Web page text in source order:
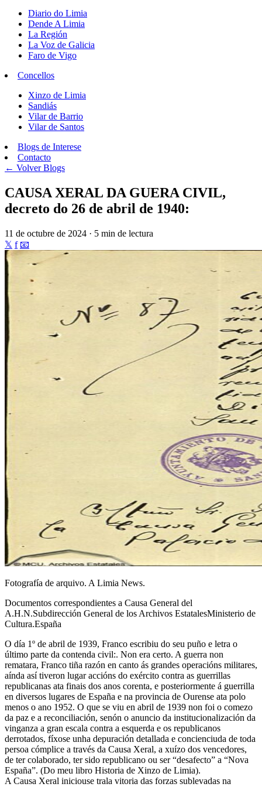
Diario do Limia
Dende A Limia
La Región
La Voz de Galicia
Faro de Vigo
Concellos
Xinzo de Limia
Sandiás
Vilar de Barrio
Vilar de Santos
Blogs de Interese
Contacto
← VolverBlogs
CAUSA XERAL DA GUERA CIVIL,
decreto do 26 de abril de 1940:
11 de octubre de 2024 · 5 min de lectura
𝕏 f 📧
Fotografía de arquivo. A Limia News.
Documentos correspondientes a Causa General del
A.H.N.Subdirección General de los Archivos EstatalesMinisterio de
Cultura.España
O día 1º de abril de 1939, Franco escribiu do seu puño e letra o
último parte da contenda civil:. Non era certo. A guerra non
rematara, Franco tiña razón en canto ás grandes operacións militares,
aínda así tiveron lugar accións do exército contra as guerrillas
republicanas ata finais dos anos corenta, e posteriormente á guerrilla
en diversos lugares de España e na provincia de Ourense ata polo
menos o ano 1952. O que se viu en abril de 1939 non foi o comezo
da paz e a reconciliación, senón o anuncio da institucionalización da
vinganza a gran escala contra a esquerda e os republicanos
derrotados, fíxose unha depuración detallada e concienciuda de toda
persoa cómplice a través da Causa Xeral, a xuízo dos vencedores,
de ter colaborado, ter sido republicano ou ser “desafecto” a “Nova
España”. (Do meu libro Historia de Xinzo de Limia).
A Causa Xeral iniciouse trala vitoria das forzas sublevadas na